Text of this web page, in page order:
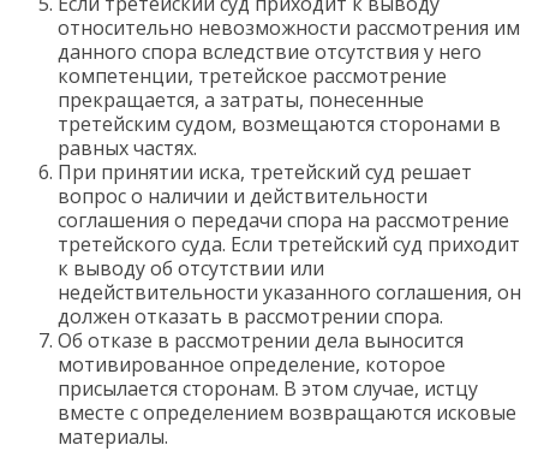
относительно невозможности рассмотрения им
данного спора вследствие отсутствия у него
компетенции, третейское рассмотрение
прекращается, а затраты, понесенные
третейским судом, возмещаются сторонами в
равных частях.
При принятии иска, третейский суд решает
вопрос о наличии и действительности
соглашения о передачи спора на рассмотрение
третейского суда. Если третейский суд приходит
к выводу об отсутствии или
недействительности указанного соглашения, он
должен отказать в рассмотрении спора.
Об отказе в рассмотрении дела выносится
мотивированное определение, которое
присылается сторонам. В этом случае, истцу
вместе с определением возвращаются исковые
материалы.